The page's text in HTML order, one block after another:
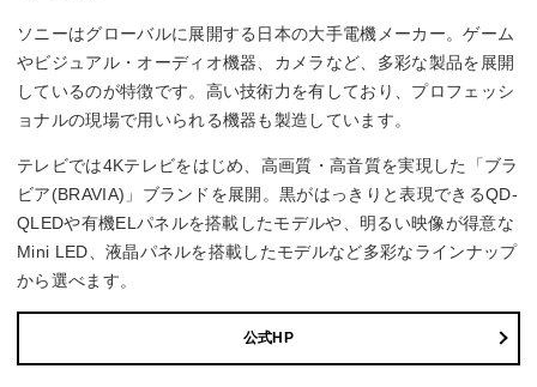
ソニーはグローバルに展開する日本の大手電機メーカー。ゲーム
やビジュアル・オーディオ機器、カメラなど、多彩な製品を展開
しているのが特徴です。高い技術力を有しており、プロフェッシ
ョナルの現場で用いられる機器も製造しています。
テレビでは4Kテレビをはじめ、高画質・高音質を実現した「ブラ
ビア(BRAVIA)」ブランドを展開。黒がはっきりと表現できるQD-
QLEDや有機ELパネルを搭載したモデルや、明るい映像が得意な
Mini LED、液晶パネルを搭載したモデルなど多彩なラインナップ
から選べます。
公式HP